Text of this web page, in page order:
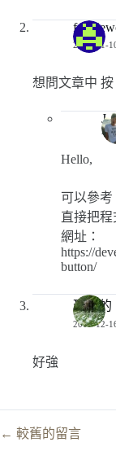
2020-01-
想問文章中
Hello,
可以參考
直接把程
網址：
https://
button/
瑪斯的
2019-12-
好強
言
← 較舊的留言